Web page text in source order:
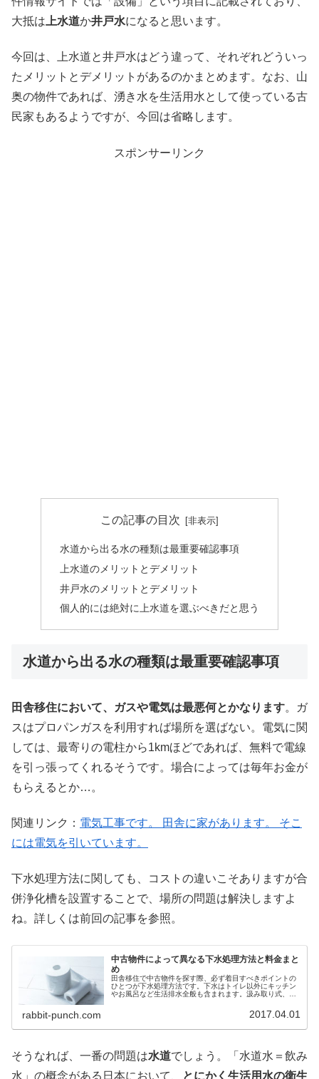
大抵は 上水道か井戸水になると思います。
今回は、上水道と井戸水はどう違って、それぞれどういっ
たメリットとデメリットがあるのかまとめます。なお、山
奥の物件であれば、湧き水を生活用水として使っている古
民家もあるようですが、今回は省略します。
スポンサーリンク
この記事の目次
水道から出る水の種類は最重要確認事項
上水道のメリットとデメリット
井戸水のメリットとデメリット
個人的には絶対に上水道を選ぶべきだと思う
水道から出る水の種類は最重要確認事項
田舎移住において、ガスや電気は最悪何とかなります。ガ
スはプロパンガスを利用すれば場所を選ばない。電気に関
しては、最寄りの電柱から1kmほどであれば、無料で電線
を引っ張ってくれるそうです。場合によっては毎年お金が
もらえるとか…。
関連リンク： 電気工事です。 田舎に家があります。 そこ
には電気を引いています。
下水処理方法に関しても、コストの違いこそありますが合
併浄化槽を設置することで、場所の問題は解決しますよ
ね。詳しくは前回の記事を参照。
中古物件によって異なる下水処理方法と料金まと
め
田舎移住で中古物件を探す際、必ず着目すべきポイントの
ひとつが下水処理方法です。下水はトイレ以外にキッチン
やお風呂など生活排水全般も含まれます。汲み取り式、単
rabbit-punch.com 2017.04.01
そうなれば、一番の問題は水道でしょう。「水道水＝飲み
水」の概念がある日本において、
とにかく生活用水の衛生